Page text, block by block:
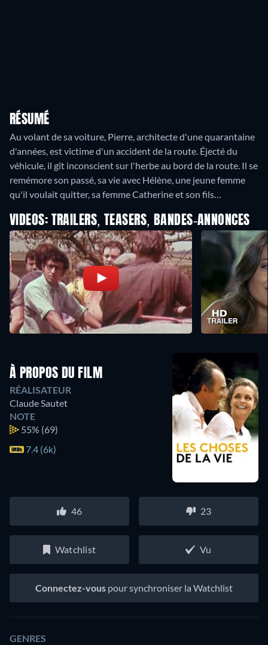
RÉSUMÉ
Au volant de sa voiture, Pierre, architecte d'une quarantaine
d'années, est victime d'un accident de la route. Éjecté du
véhicule, il gît inconscient sur l'herbe au bord de la route. Il se
remémore son passé, sa vie avec Hélène, une jeune femme
qu'il voulait quitter, sa femme Catherine et son fils…
VIDEOS: TRAILERS, TEASERS, BANDES-ANNONCES
À PROPOS DU FILM
RÉALISATEUR
Claude Sautet
NOTE
55% (69)
7.4 (6k)
46 23
Watchlist Vu
Connectez-vous pour synchroniser la Watchlist
GENRES